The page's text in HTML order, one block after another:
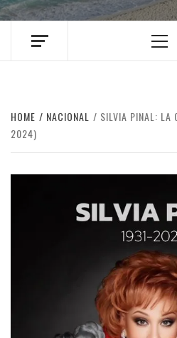
Menu
HOME NACIONAL
SILVIA PINAL: LA
2024)